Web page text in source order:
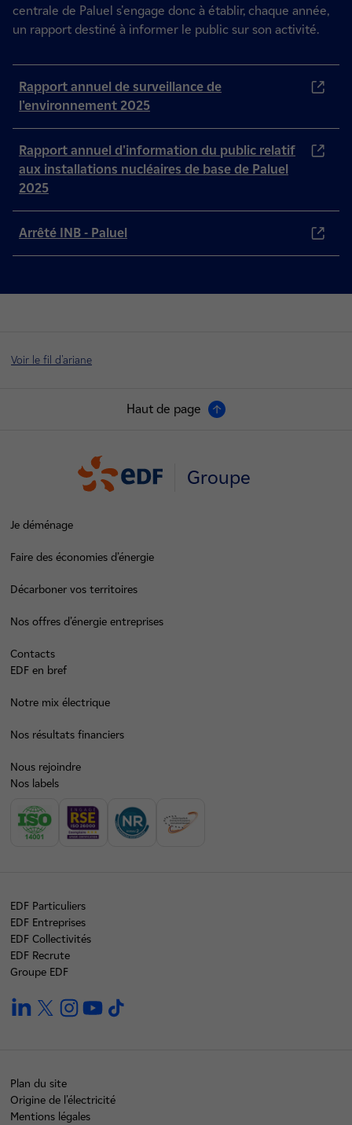
centrale de Paluel s'engage donc à établir, chaque année,
un rapport destiné à informer le public sur son activité.
Rapport annuel de surveillance de
l'environnement 2025
Rapport annuel d'information du public relatif
aux installations nucléaires de base de Paluel
2025
Arrêté INB - Paluel
Voir le fil d'ariane
Haut de page
Groupe
Je déménage
Faire des économies d’énergie
Décarboner vos territoires
Nos offres d’énergie entreprises
Contacts
EDF en bref
Notre mix électrique
Nos résultats financiers
Nous rejoindre
Nos labels
EDF Particuliers
EDF Entreprises
EDF Collectivités
EDF Recrute
Groupe EDF
linkedintwitterinstagramyoutube
Plan du site
Origine de l'électricité
Mentions légales